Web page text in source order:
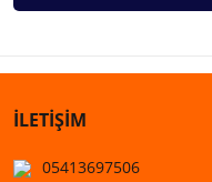
İLETİŞİM
05413697506